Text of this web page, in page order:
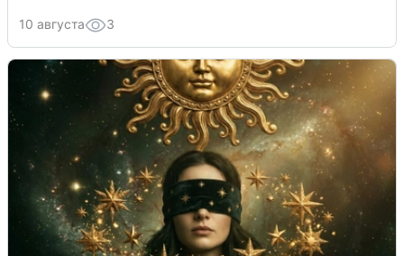
10 августа 3